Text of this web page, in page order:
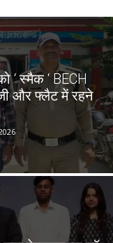
‘ स्मैक ‘ BECH
और फ्लैट में रहने